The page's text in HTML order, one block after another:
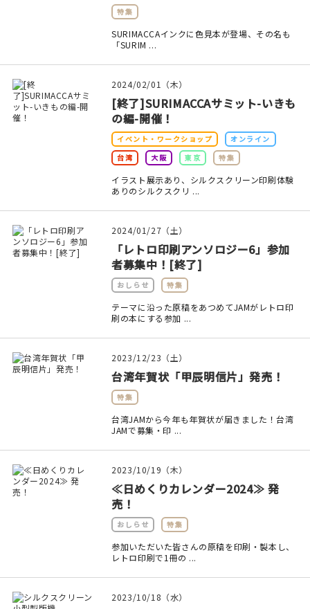
特集
SURIMACCAインクに色見本が登場、その名も
「SURIM ...
2024/02/01（木）
[終了]SURIMACCAサミット-いきも
の編-開催！
イベント・ワークショップ
オンライン
台湾
大阪 東京 特集
イラスト展示あり、シルクスクリーン印刷体験
ありのシルクスクリ ...
2024/01/27（土）
「レトロ印刷アンソロジー6」参加
者募集中！[終了]
おしらせ 特集
テーマに沿った原稿をあつめてJAMがレトロ印
刷の本にする参加 ...
2023/12/23（土）
台湾年賀状「甲辰明信片」発売！
特集
台湾JAMから今年も年賀状が届きました！台湾
JAMで募集・印 ...
2023/10/19（木）
≪日めくりカレンダー2024≫ 発
売！
おしらせ 特集
参加いただいた皆さんの原稿を印刷・製本し、
レトロ印刷で1冊の ...
2023/10/18（水）